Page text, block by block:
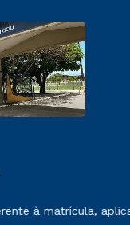
conforme
à matrícula,